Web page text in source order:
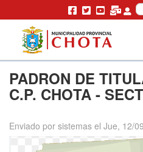
Pasar
contenido
principal
PADRON DE
C.P. CHOTA -
Enviado por sistemas el Jue, 12/